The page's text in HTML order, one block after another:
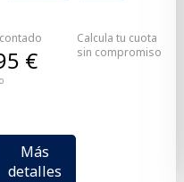
€
Más
detalles
Calcula tu cuota
sin compromiso